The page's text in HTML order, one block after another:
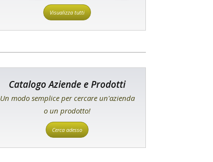
Visualizza tutti
Catalogo Aziende e Prodotti
Un modo semplice per cercare un'azienda
o un prodotto!
Cerca adesso